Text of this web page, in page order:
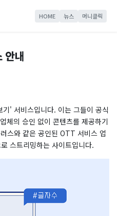
HOME 뉴스 머니클릭
안내
' 서비스입니다. 이는 그들이 공식
의 승인 없이 콘텐츠를 제공하기
스와 같은 공인된 OTT 서비스 업
스트리밍하는 사이트입니다.